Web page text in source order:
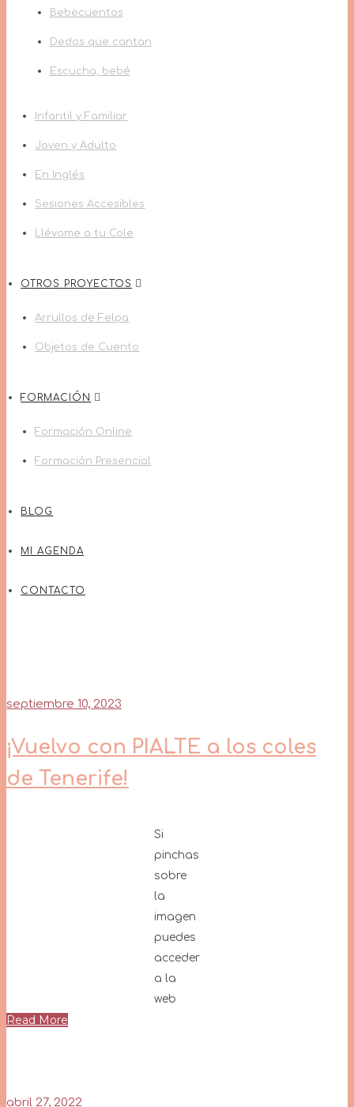
Bebecuentos
Dedos que cantan
Escucha, bebé
Infantil y Familiar
Joven y Adulto
En Inglés
Sesiones Accesibles
Llévame a tu Cole
OTROS PROYECTOS
Arrullos de Felpa
Objetos de Cuento
FORMACIÓN
Formación Online
Formación Presencial
BLOG
MI AGENDA
CONTACTO
septiembre 10, 2023
¡Vuelvo con PIALTE a los coles
de Tenerife!
Si
pinchas
sobre
la
imagen
puedes
acceder
a la
web
Read More
abril 27, 2022